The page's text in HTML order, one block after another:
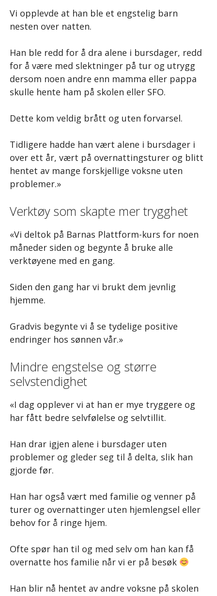
Vi opplevde at han ble et engstelig barn
nesten over natten.
Han ble redd for å dra alene i bursdager, redd
for å være med slektninger på tur og utrygg
dersom noen andre enn mamma eller pappa
skulle hente ham på skolen eller SFO.
Dette kom veldig brått og uten forvarsel.
Tidligere hadde han vært alene i bursdager i
over ett år, vært på overnattingsturer og blitt
hentet av mange forskjellige voksne uten
problemer.»
Verktøy som skapte mer trygghet
«Vi deltok på Barnas Plattform-kurs for noen
måneder siden og begynte å bruke alle
verktøyene med en gang.
Siden den gang har vi brukt dem jevnlig
hjemme.
Gradvis begynte vi å se tydelige positive
endringer hos sønnen vår.»
Mindre engstelse og større
selvstendighet
«I dag opplever vi at han er mye tryggere og
har fått bedre selvfølelse og selvtillit.
Han drar igjen alene i bursdager uten
problemer og gleder seg til å delta, slik han
gjorde før.
Han har også vært med familie og venner på
turer og overnattinger uten hjemlengsel eller
behov for å ringe hjem.
Ofte spør han til og med selv om han kan få
overnatte hos familie når vi er på besøk
Han blir nå hentet av andre voksne på skolen